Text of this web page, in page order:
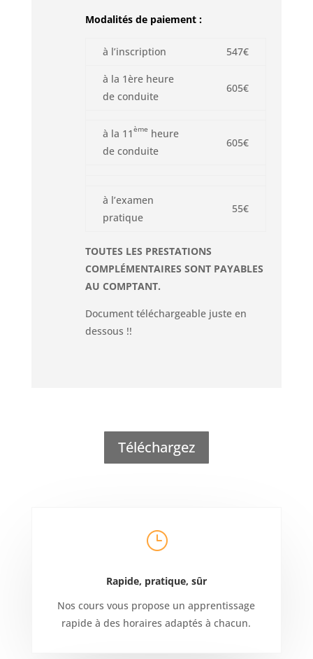
Modalités de paiement :
à l’inscription 547€
à la 1ère heure
de conduite
605€
à la 11 èmeheure
de conduite
605€
à l’examen
pratique
55€
TOUTES LES PRESTATIONS
COMPLÉMENTAIRES SONT PAYABLES
AU COMPTANT.
Document téléchargeable juste en
dessous !!
Téléchargez
}
Rapide, pratique, sûr
Nos cours vous propose un apprentissage
rapide à des horaires adaptés à chacun.